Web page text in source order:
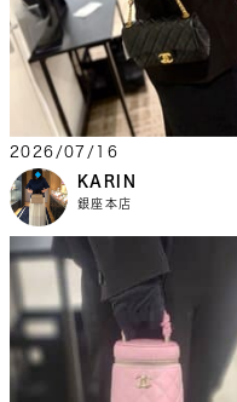
2026/07/16
KARIN
銀座本店